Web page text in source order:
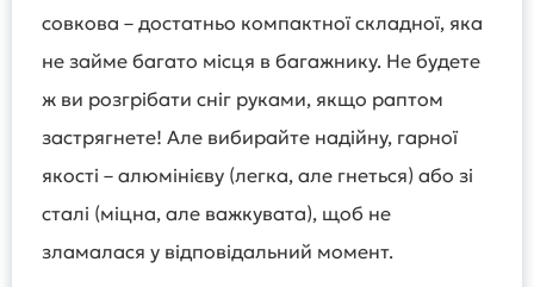
совкова – достатньо компактної складної, яка
не займе багато місця в багажнику. Не будете
ж ви розгрібати сніг руками, якщо раптом
застрягнете! Але вибирайте надійну, гарної
якості – алюмінієву (легка, але гнеться) або зі
сталі (міцна, але важкувата), щоб не
зламалася у відповідальний момент.